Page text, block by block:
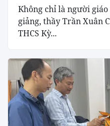
Không chỉ là người
giảng, thầy Trần Xuân
THCS Kỳ...